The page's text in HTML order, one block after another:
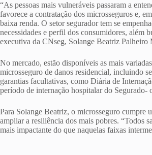
“As pessoas mais vulneráveis passaram a
favorece a contratação dos microsseguros e,
baixa renda. O setor segurador tem se
necessidades e perfil dos consumidores, além
executiva da CNseg, Solange Beatriz Palheiro
No mercado, estão disponíveis as mais
microsseguro de danos residencial, incluindo
garantias facultativas, como Diária de
período de internação hospitalar do
Para Solange Beatriz, o microsseguro cumpre
ampliar a resiliência dos mais pobres. “Todos
mais impactante do que naquelas faixas